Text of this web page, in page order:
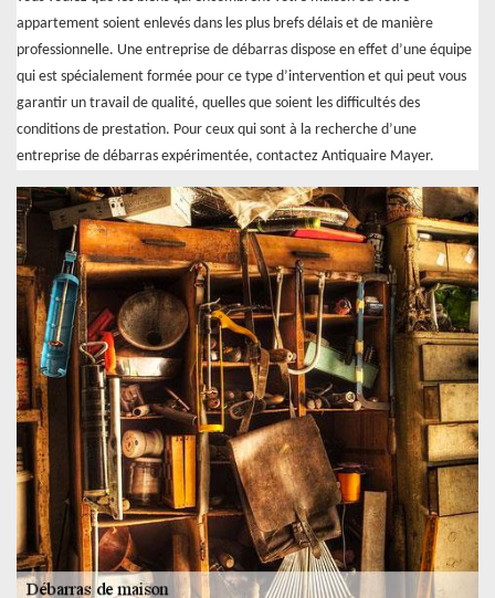
appartement soient enlevés dans les plus brefs délais et de manière
professionnelle. Une entreprise de débarras dispose en effet d’une équipe
qui est spécialement formée pour ce type d’intervention et qui peut vous
garantir un travail de qualité, quelles que soient les difficultés des
conditions de prestation. Pour ceux qui sont à la recherche d’une
entreprise de débarras expérimentée, contactez Antiquaire Mayer.